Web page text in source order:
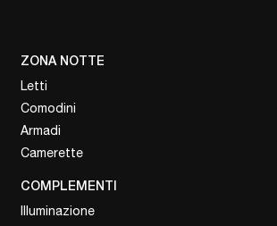
ZONA NOTTE
Letti
Comodini
Armadi
Camerette
COMPLEMENTI
Illuminazione